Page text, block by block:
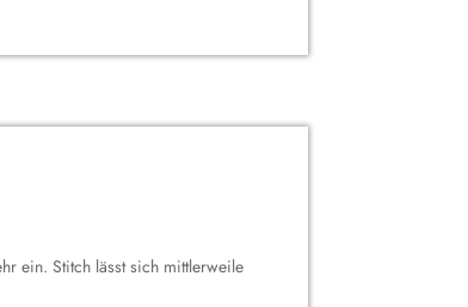
ein. Stitch lässt sich mittlerweile